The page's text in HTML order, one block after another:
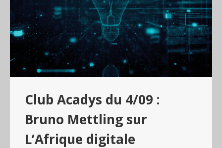
Club Acadys du 4/09 :
Bruno Mettling sur
L’Afrique digitale